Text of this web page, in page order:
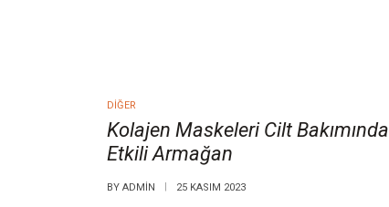
DIĞER
Kolajen Maskeleri Cilt Bakımında
Etkili Armağan
BY ADMIN 25 KASIM 2023